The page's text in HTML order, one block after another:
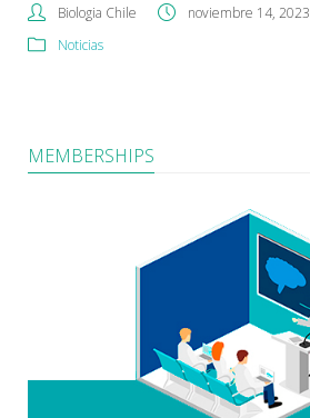
Biologia Chile noviembre 14, 2023
Noticias
MEMBERSHIPS